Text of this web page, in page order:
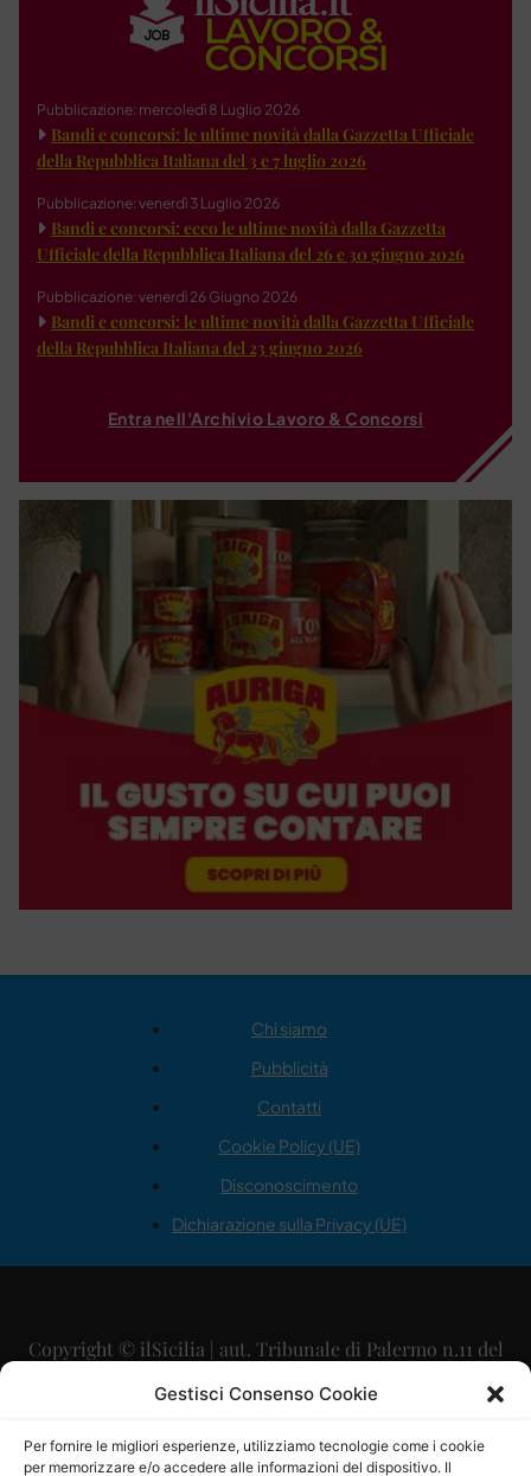
Gestisci Consenso Cookie
Per fornire le migliori esperienze, utilizziamo tecnologie come i cookie
per memorizzare e/o accedere alle informazioni del dispositivo. Il
Pubblicazione: mercoledì 8 Luglio 2026
Bandi e concorsi: le ultime novità dalla Gazzetta Ufficiale
della Repubblica Italiana del 3 e 7 luglio 2026
Pubblicazione: venerdì 3 Luglio 2026
Bandi e concorsi: ecco le ultime novità dalla Gazzetta
Ufficiale della Repubblica Italiana del 26 e 30 giugno 2026
Pubblicazione: venerdì 26 Giugno 2026
Bandi e concorsi: le ultime novità dalla Gazzetta Ufficiale
della Repubblica Italiana del 23 giugno 2026
Entra nell'Archivio Lavoro & Concorsi
Chi siamo
Pubblicità
Contatti
Cookie Policy (UE)
Disconoscimento
Dichiarazione sulla Privacy (UE)
Copyright © ilSicilia | aut. Tribunale di Palermo n.11 del
29/09/2015